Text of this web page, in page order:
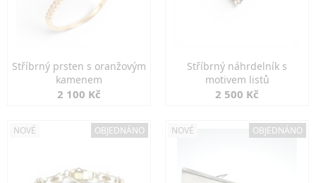
Stříbrný prsten s oranžovým
kamenem
2 100 Kč
Stříbrný náhrdelník s
motivem listů
2 500 Kč
NOVÉ OBJEDNÁNO NOVÉ OBJEDNÁNO